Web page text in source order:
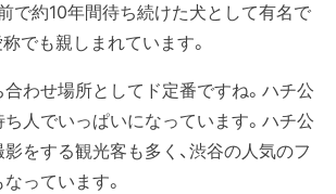
で約10年間待ち続けた犬として有名で
称でも親しまれています。
わせ場所としてド定番ですね。ハチ公
人でいっぱいになっています。ハチ公
をする観光客も多く、渋谷の人気のフ
っています。